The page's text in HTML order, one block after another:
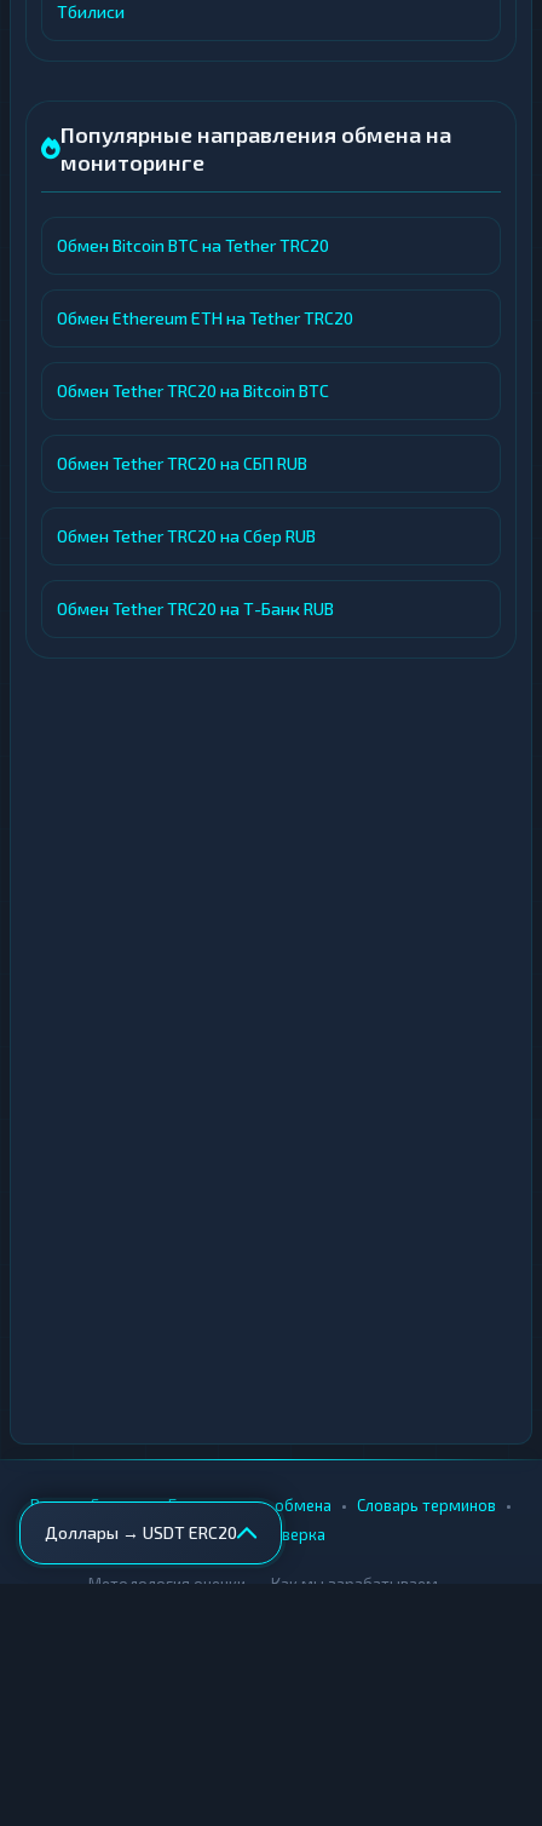
Тбилиси
Популярные направления обмена на
мониторинге
Обмен Bitcoin BTC на Tether TRC20
Обмен Ethereum ETH на Tether TRC20
Обмен Tether TRC20 на Bitcoin BTC
Обмен Tether TRC20 на СБП RUB
Обмен Tether TRC20 на Сбер RUB
Обмен Tether TRC20 на Т-Банк RUB
Доллары → USDT ERC20
Вики • Города • Безопасность обмена • Словарь терминов •
AML-проверка
Методология оценки Как мы зарабатываем